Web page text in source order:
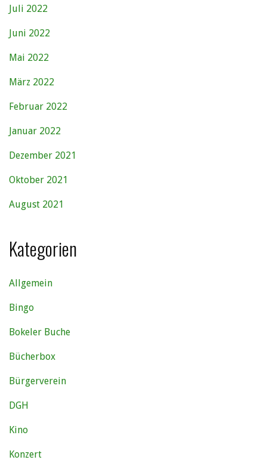
Juli 2022
Juni 2022
Mai 2022
März 2022
Februar 2022
Januar 2022
Dezember 2021
Oktober 2021
August 2021
Kategorien
Allgemein
Bingo
Bokeler Buche
Bücherbox
Bürgerverein
DGH
Kino
Konzert